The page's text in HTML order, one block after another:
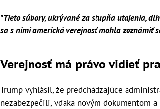
"Tieto súbory, ukrývané za stupňa utajenia,
sa s nimi americká verejnosť mohla zoznámiť
Verejnosť má právo vidieť
Trump vyhlásil, že predchádzajúce
nezabezpečili, vďaka novým dokumentom